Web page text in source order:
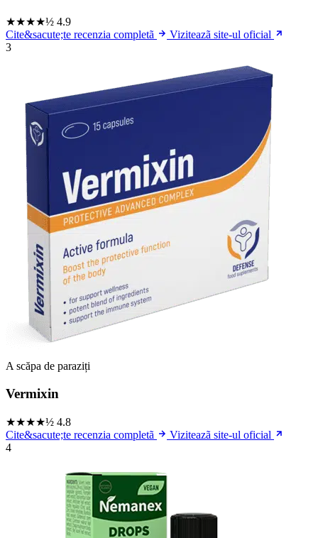
★★★★½ 4.9
Cite&sacute;te recenzia completã
Viziteazã site-ul oficial
3
A scăpa de paraziți
Vermixin
★★★★½ 4.8
Cite&sacute;te recenzia completã
Viziteazã site-ul oficial
4